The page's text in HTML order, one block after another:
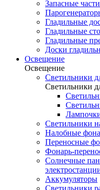
Запасные
Гладильные
Гладильные
Гладильные
Доски
Освещение
Освещение
Светильники
Светильники
Светильники
Налобные
Переносные
Фонарь-
Солнечные
Аккумуляторы
Светильники